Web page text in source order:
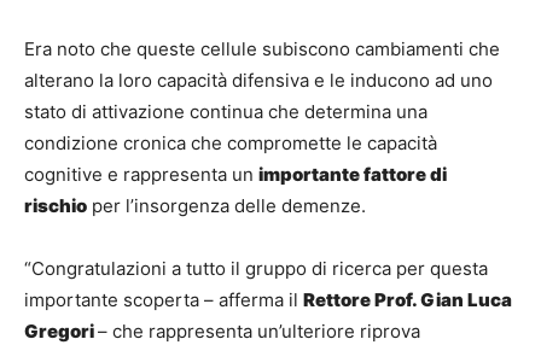
Era noto che queste cellule subiscono cambiamenti che
alterano la loro capacità difensiva e le inducono ad uno
stato di attivazione continua che determina una
condizione cronica che compromette le capacità
cognitive e rappresenta un importante fattore di
rischio per l’insorgenza delle demenze.
“Congratulazioni a tutto il gruppo di ricerca per questa
importante scoperta – afferma il Rettore Prof. Gian Luca
Gregori– che rappresenta un’ulteriore riprova